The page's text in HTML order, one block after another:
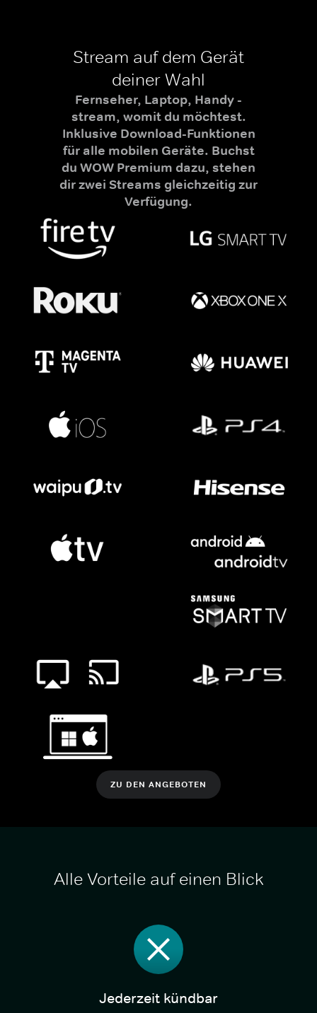
Stream auf dem Gerät
deiner Wahl
Fernseher, Laptop, Handy -
stream, womit du möchtest.
Inklusive Download-Funktionen
für alle mobilen Geräte. Buchst
du WOW Premium dazu, stehen
dir zwei Streams gleichzeitig zur
Verfügung.
ZU DEN ANGEBOTEN
Alle Vorteile auf einen Blick
Jederzeit kündbar